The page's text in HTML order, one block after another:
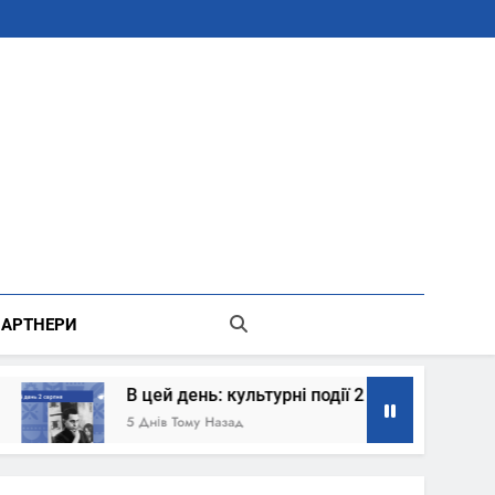
В цей день: культурні події 2 серпня – що сталось
5 Днів Тому Назад